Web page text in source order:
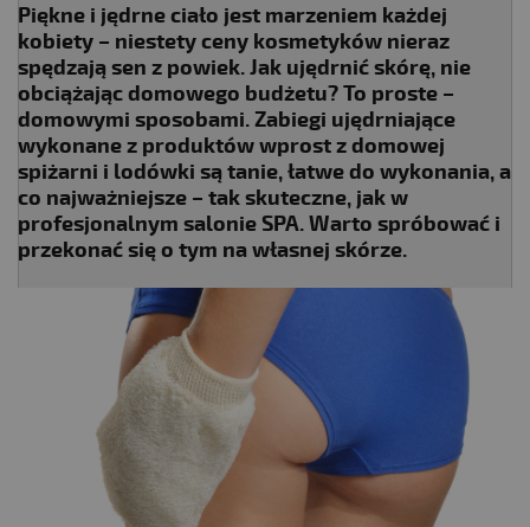
Piękne i jędrne ciało jest marzeniem każdej
kobiety – niestety ceny kosmetyków nieraz
spędzają sen z powiek. Jak ujędrnić skórę, nie
obciążając domowego budżetu? To proste –
domowymi sposobami. Zabiegi ujędrniające
wykonane z produktów wprost z domowej
spiżarni i lodówki są tanie, łatwe do wykonania, a
co najważniejsze – tak skuteczne, jak w
profesjonalnym salonie SPA. Warto spróbować i
przekonać się o tym na własnej skórze.